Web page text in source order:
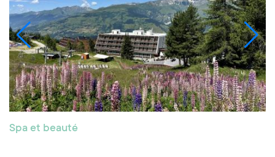
Spa et beauté